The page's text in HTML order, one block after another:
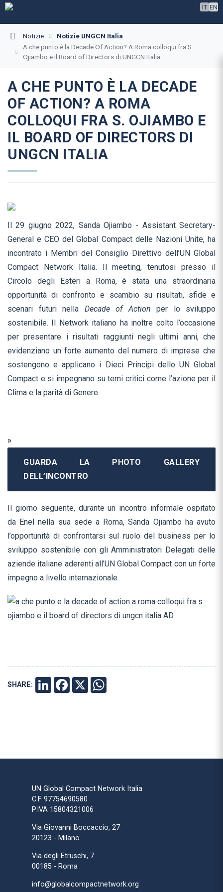
IT EN
Notizie
Notizie UNGCN Italia
A che punto è la Decade Of Action? A Roma colloqui fra S.
Ojiambo e il Board of Directors di UNGCN Italia
A CHE PUNTO È LA DECADE
OF ACTION? A ROMA
COLLOQUI FRA S. OJIAMBO E
IL BOARD OF DIRECTORS DI
UNGCN ITALIA
Il 29 giugno 2022, Sanda Ojiambo - Assistant Secretary-
General e CEO del Global Compact delle Nazioni Unite, ha
incontrato i Membri del Consiglio Direttivo dell’UN Global
Compact Network Italia. Il meeting, tenutosi presso il
Circolo degli Esteri a Roma, è stata una straordinaria
opportunità di confronto e scambio su risultati, sfide e
scenari futuri nella Decade of Action per lo sviluppo
sostenibile. Il Network italiano ha inoltre colto l’occasione
per presentare i risultati raggiunti negli ultimi anni, che
evidenziano un forte aumento del numero di imprese che
sostengono e applicano i Dieci Principi dello UN Global
Compact e si impegnano su temi critici come l’azione per il
Clima e la parità di Genere.
»
GUARDA LA PHOTO GALLERY
DELL’INCONTRO
Il giorno seguente, durante un incontro informale ospitato
da Enel nella sua sede a Roma, Sanda Ojiambo ha avuto
l’opportunità di confrontarsi sul ruolo del business per lo
sviluppo sostenibile con gli Amministratori Delegati delle
aziende italiane aderenti all’UN Global Compact con un forte
impegno a livello internazionale.
SHARE: LINKEDINFACEBOOK
X
UN Global Compact Network Italia
C.F. 97754690580
P.IVA 15804321006
Via Giovanni Boccaccio, 27
20123 - Milano
Via degli Etruschi, 7
00185 - Roma
info@globalcompactnetwork.org